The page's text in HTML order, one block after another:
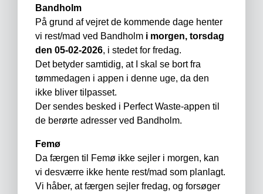
Bandholm
På grund af vejret de kommende dage henter
vi rest/mad ved Bandholm i morgen, torsdag
den 05-02-2026, i stedet for fredag.
Det betyder samtidig, at I skal se bort fra
tømmedagen i appen i denne uge, da den
ikke bliver tilpasset.
Der sendes besked i Perfect Waste-appen til
de berørte adresser ved Bandholm.
Femø
Da færgen til Femø ikke sejler i morgen, kan
vi desværre ikke hente rest/mad som planlagt.
Vi håber, at færgen sejler fredag, og forsøger